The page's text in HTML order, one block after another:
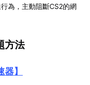
為，主動阻斷CS2的網
方法
器】